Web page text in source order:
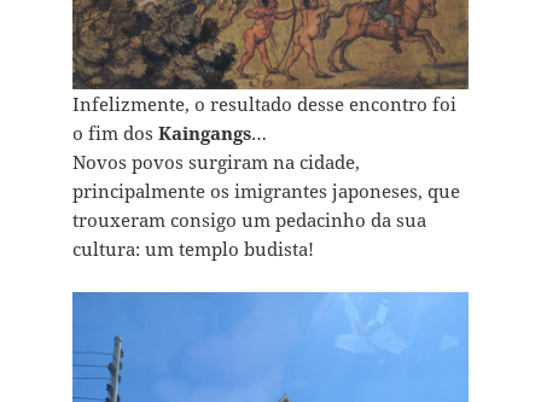
Infelizmente, o resultado desse encontro foi
o fim dos Kaingangs…
Novos povos surgiram na cidade,
principalmente os imigrantes japoneses, que
trouxeram consigo um pedacinho da sua
cultura: um templo budista!